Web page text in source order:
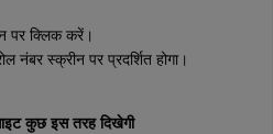
पर क्लिक करें।
नंबर स्क्रीन पर प्रदर्शित होगा।
कुछ इस तरह दिखेगी